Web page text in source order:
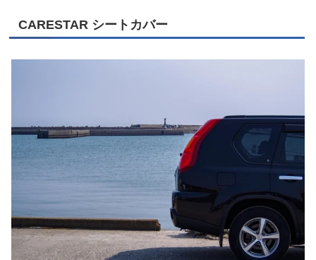
CARESTAR シートカバー